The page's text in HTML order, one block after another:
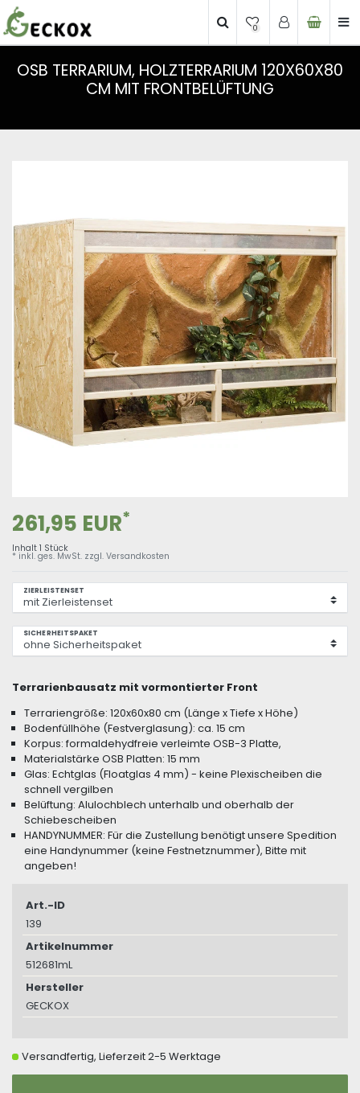
0
OSB TERRARIUM, HOLZTERRARIUM 120X60X80
CM MIT FRONTBELÜFTUNG
261,95 EUR*
Inhalt 1 Stück
* inkl. ges. MwSt. zzgl. Versandkosten
ZIERLEISTENSET
SICHERHEITSPAKET
Terrarienbausatz mit vormontierter Front
Terrariengröße: 120x60x80 cm (Länge x Tiefe x Höhe)
Bodenfüllhöhe (Festverglasung): ca. 15 cm
Korpus: formaldehydfreie verleimte OSB-3 Platte,
Materialstärke OSB Platten: 15 mm
Glas: Echtglas (Floatglas 4 mm) - keine Plexischeiben die
schnell vergilben
Belüftung: Alulochblech unterhalb und oberhalb der
Schiebescheiben
HANDYNUMMER: Für die Zustellung benötigt unsere Spedition
eine Handynummer (keine Festnetznummer), Bitte mit
angeben!
Art.-ID
139
Artikelnummer
512681mL
Hersteller
GECKOX
Versandfertig, Lieferzeit 2-5 Werktage